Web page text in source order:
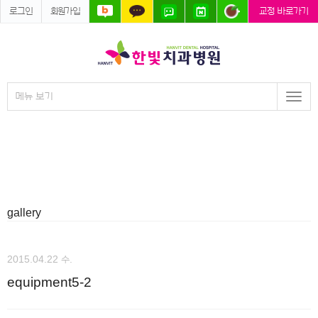
로그인 회원가입 교정 바로가기
메뉴 보기
gallery
2015.04.22 수.
equipment5-2